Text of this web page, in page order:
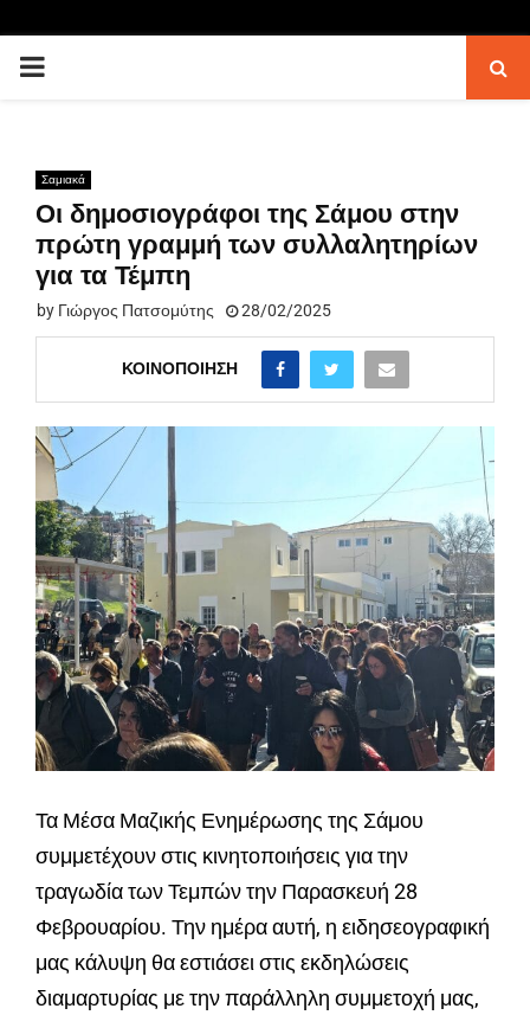
PRIMARY
Σαμιακά
Οι δημοσιογράφοι της Σάμου στην
πρώτη γραμμή των συλλαλητηρίων
για τα Τέμπη
by Γιώργος Πατσομύτης 28/02/2025
ΚΟΙΝΟΠΟΊΗΣΗ
Τα Μέσα Μαζικής Ενημέρωσης της Σάμου
συμμετέχουν στις κινητοποιήσεις για την
τραγωδία των Τεμπών την Παρασκευή 28
Φεβρουαρίου. Την ημέρα αυτή, η ειδησεογραφική
μας κάλυψη θα εστιάσει στις εκδηλώσεις
διαμαρτυρίας με την παράλληλη συμμετοχή μας,